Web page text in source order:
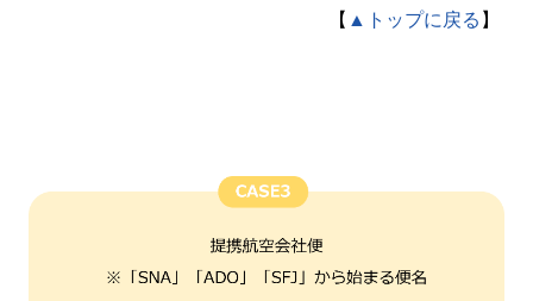
【 ▲トップに戻る 】